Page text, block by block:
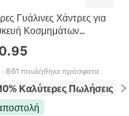
Γυάλινες Χάντρες για
Κοσμημάτων
Μικρές Κρυστάλλινες
Χειροποίητα
Βραχιόλια και Κολιέ
0.95
· 861 πουλήθηκε πρόσφατα
Καλύτερες Πωλήσεις